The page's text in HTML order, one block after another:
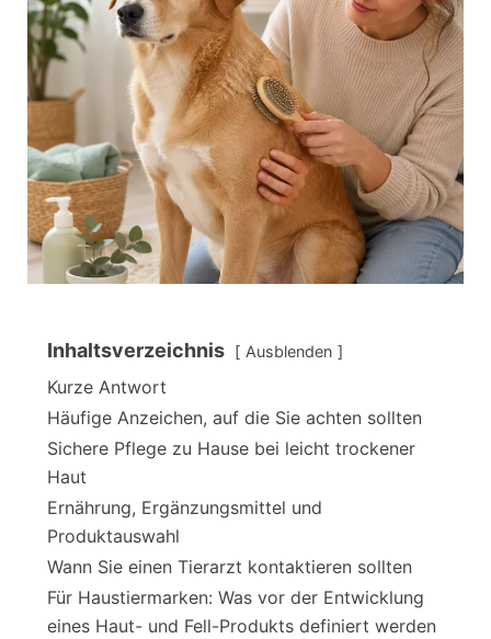
Inhaltsverzeichnis Ausblenden
Kurze Antwort
Häufige Anzeichen, auf die Sie achten sollten
Sichere Pflege zu Hause bei leicht trockener
Haut
Ernährung, Ergänzungsmittel und
Produktauswahl
Wann Sie einen Tierarzt kontaktieren sollten
Für Haustiermarken: Was vor der Entwicklung
eines Haut- und Fell-Produkts definiert werden